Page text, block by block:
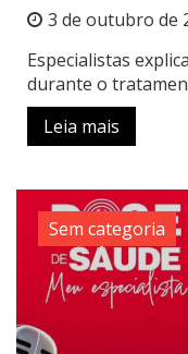
3 de outubro de
Especialistas
durante o
Leia mais
Sem categoria